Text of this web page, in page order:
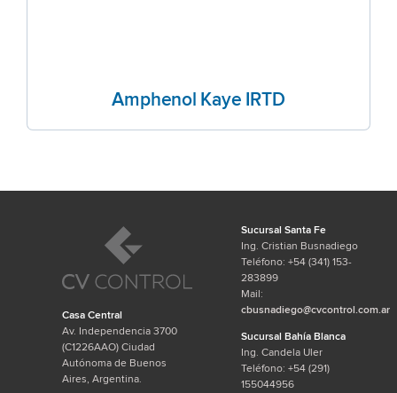
Amphenol Kaye IRTD
Casa Central
Av. Independencia 3700
(C1226AAO) Ciudad
Autónoma de Buenos
Aires, Argentina.
Sucursal Santa Fe
Ing. Cristian Busnadiego
Teléfono: +54 (341) 153-
283899
Mail:
cbusnadiego@cvcontrol.com.ar
Sucursal Bahía Blanca
Ing. Candela Uler
Teléfono: +54 (291)
155044956